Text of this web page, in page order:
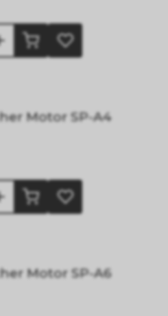
Motor SP-A4
Motor SP-A6